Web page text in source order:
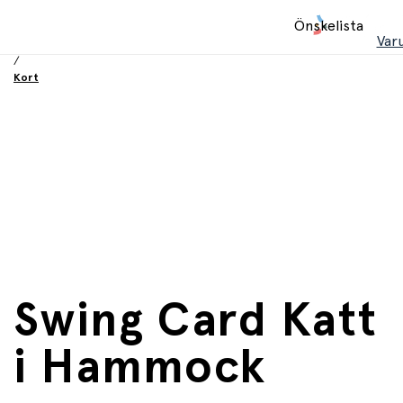
Önskelista
/
Kort
Swing Card Katt
i Hammock